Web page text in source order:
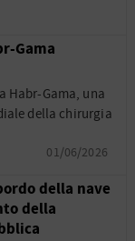
Gama
Habr-Gama, una
della chirurgia
01/06/2026
della nave
della